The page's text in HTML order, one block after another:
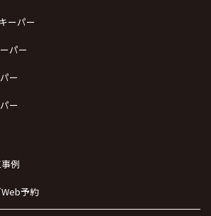
ーパー
パー
ー
ー
例
予約